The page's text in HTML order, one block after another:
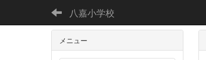
八嘉小学校
メニュー